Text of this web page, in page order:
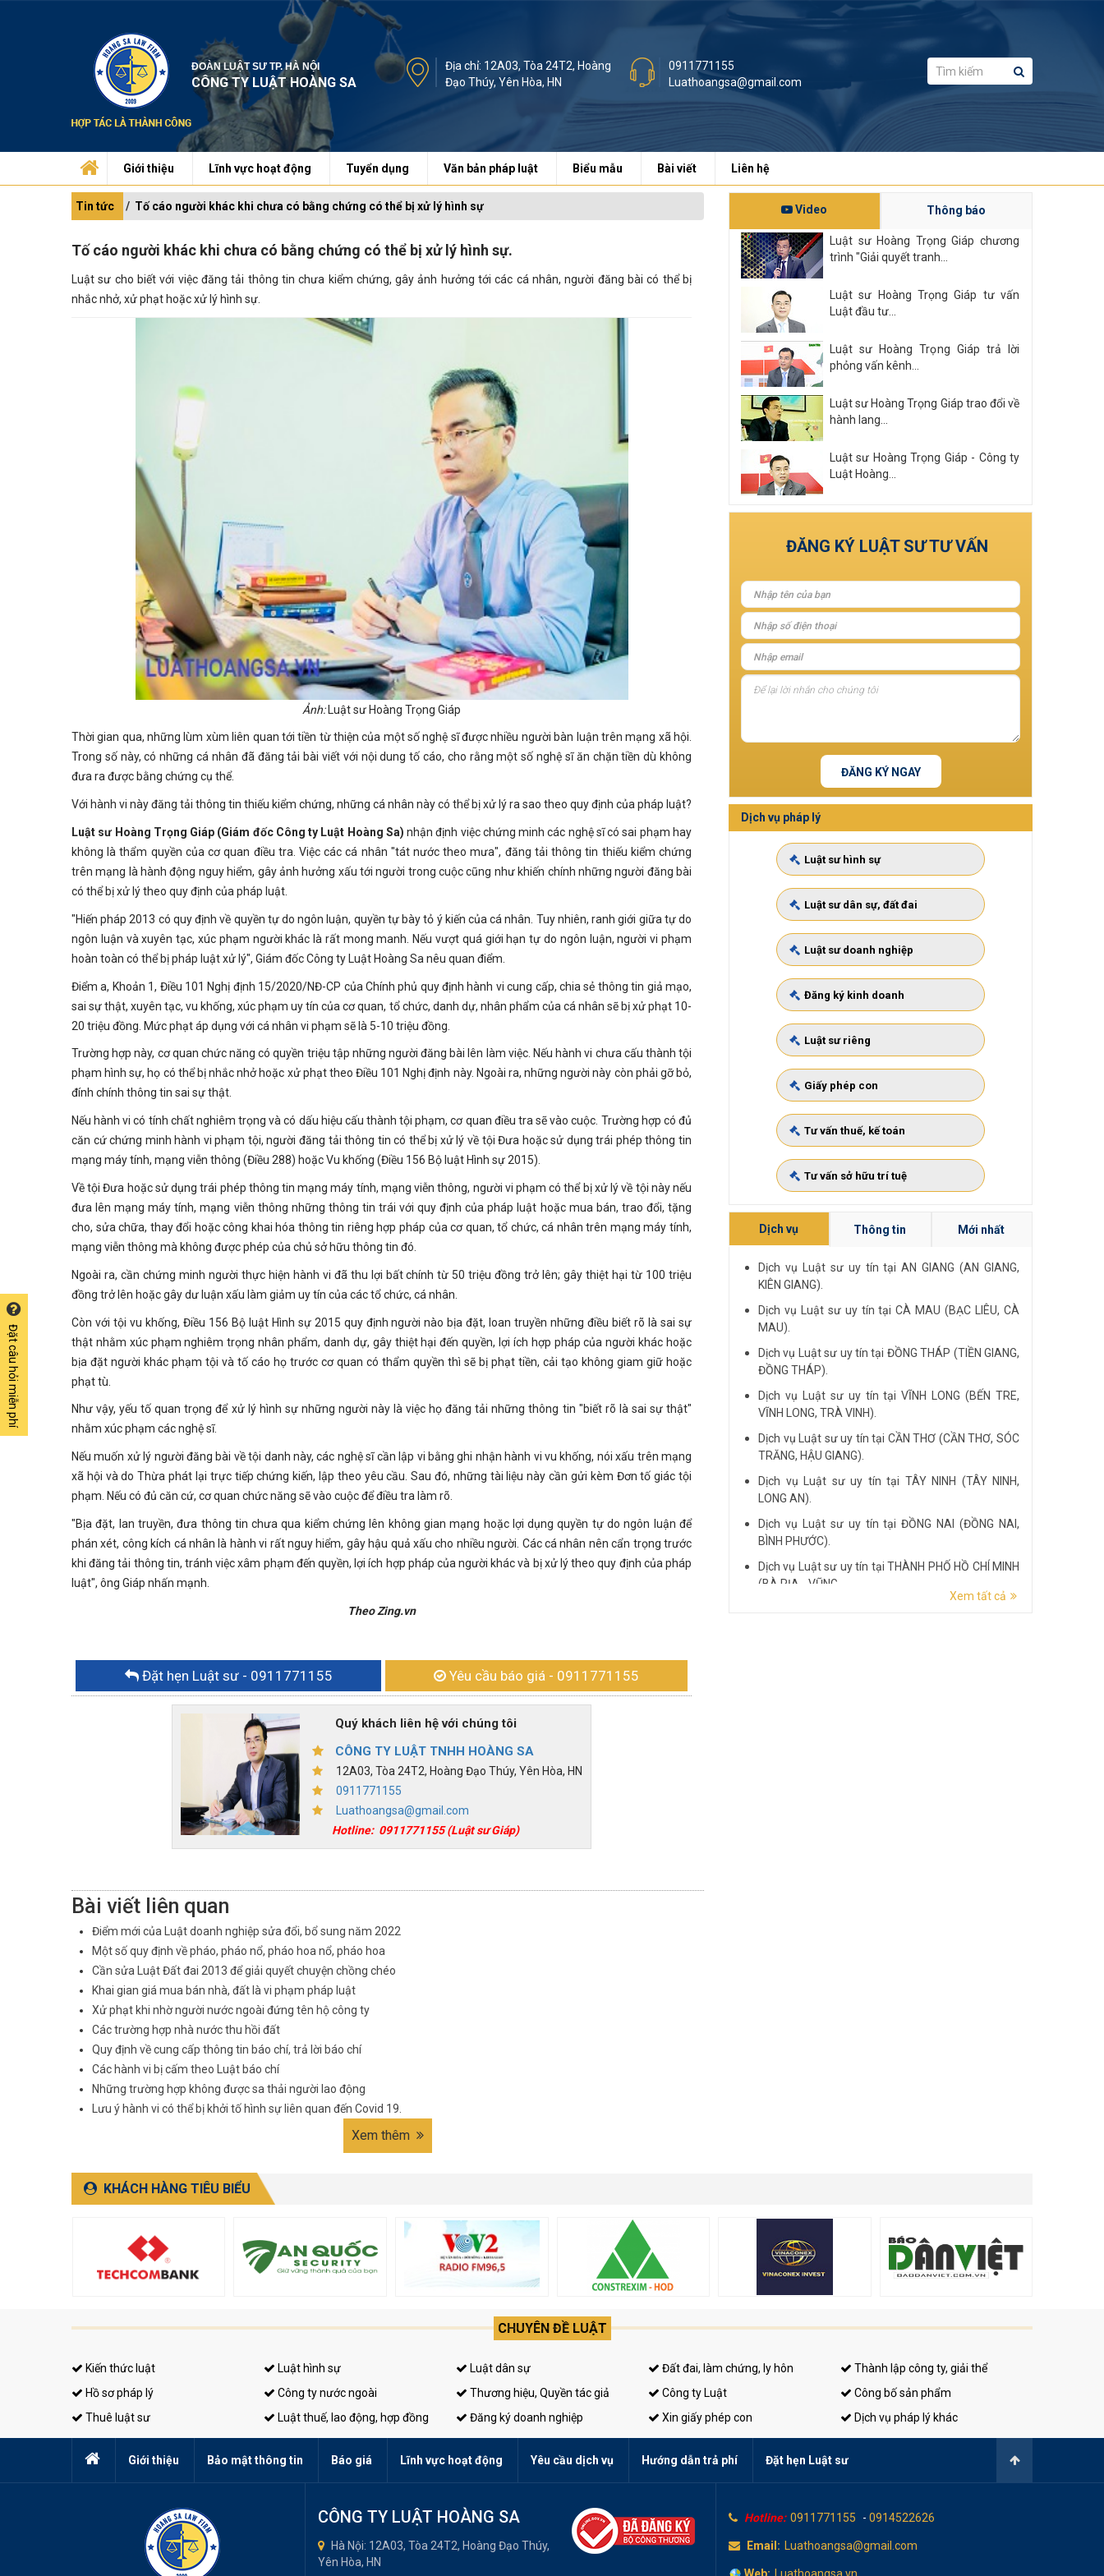
ĐOÀN LUẬT SƯ TP. HÀ NỘI
CÔNG TY LUẬT HOÀNG SA
Địa chỉ: 12A03, Tòa 24T2, Hoàng
Đạo Thúy, Yên Hòa, HN
0911771155
Luathoangsa@gmail.com
Giới thiệu Lĩnh vực hoạt động Tuyển dụng Văn bản pháp luật Biểu mẫu Bài viết Liên hệ
Tin tức Tố cáo người khác khi chưa có bằng chứng có thể bị xử lý hình sự
Tố cáo người khác khi chưa có bằng chứng có thể bị xử lý hình sự.
Luật sư cho biết với việc đăng tải thông tin chưa kiểm chứng, gây ảnh hưởng tới các cá nhân, người đăng bài có thể bị
nhắc nhở, xử phạt hoặc xử lý hình sự.
Ảnh:Luật sư Hoàng Trọng Giáp
Thời gian qua, những lùm xùm liên quan tới tiền từ thiện của một số nghệ sĩ được nhiều người bàn luận trên mạng xã hội.
Trong số này, có những cá nhân đã đăng tải bài viết với nội dung tố cáo, cho rằng một số nghệ sĩ ăn chặn tiền dù không
đưa ra được bằng chứng cụ thể.
Với hành vi này đăng tải thông tin thiếu kiểm chứng, những cá nhân này có thể bị xử lý ra sao theo quy định của pháp luật?
Luật sư Hoàng Trọng Giáp (Giám đốc Công ty Luật Hoàng Sa) nhận định việc chứng minh các nghệ sĩ có sai phạm hay
không là thẩm quyền của cơ quan điều tra. Việc các cá nhân "tát nước theo mưa", đăng tải thông tin thiếu kiểm chứng
trên mạng là hành động nguy hiểm, gây ảnh hưởng xấu tới người trong cuộc cũng như khiến chính những người đăng bài
có thể bị xử lý theo quy định của pháp luật.
"Hiến pháp 2013 có quy định về quyền tự do ngôn luận, quyền tự bày tỏ ý kiến của cá nhân. Tuy nhiên, ranh giới giữa tự do
ngôn luận và xuyên tạc, xúc phạm người khác là rất mong manh. Nếu vượt quá giới hạn tự do ngôn luận, người vi phạm
hoàn toàn có thể bị pháp luật xử lý", Giám đốc Công ty Luật Hoàng Sa nêu quan điểm.
Điểm a, Khoản 1, Điều 101 Nghị định 15/2020/NĐ-CP của Chính phủ quy định hành vi cung cấp, chia sẻ thông tin giả mạo,
sai sự thật, xuyên tạc, vu khống, xúc phạm uy tín của cơ quan, tổ chức, danh dự, nhân phẩm của cá nhân sẽ bị xử phạt 10-
20 triệu đồng. Mức phạt áp dụng với cá nhân vi phạm sẽ là 5-10 triệu đồng.
Trường hợp này, cơ quan chức năng có quyền triệu tập những người đăng bài lên làm việc. Nếu hành vi chưa cấu thành tội
phạm hình sự, họ có thể bị nhắc nhở hoặc xử phạt theo Điều 101 Nghị định này. Ngoài ra, những người này còn phải gỡ bỏ,
đính chính thông tin sai sự thật.
Nếu hành vi có tính chất nghiêm trọng và có dấu hiệu cấu thành tội phạm, cơ quan điều tra sẽ vào cuộc. Trường hợp có đủ
căn cứ chứng minh hành vi phạm tội, người đăng tải thông tin có thể bị xử lý về tội Đưa hoặc sử dụng trái phép thông tin
mạng máy tính, mạng viễn thông (Điều 288) hoặc Vu khống (Điều 156 Bộ luật Hình sự 2015).
Về tội Đưa hoặc sử dụng trái phép thông tin mạng máy tính, mạng viễn thông, người vi phạm có thể bị xử lý về tội này nếu
đưa lên mạng máy tính, mạng viễn thông những thông tin trái với quy định của pháp luật hoặc mua bán, trao đổi, tặng
cho, sửa chữa, thay đổi hoặc công khai hóa thông tin riêng hợp pháp của cơ quan, tổ chức, cá nhân trên mạng máy tính,
mạng viễn thông mà không được phép của chủ sở hữu thông tin đó.
Ngoài ra, cần chứng minh người thực hiện hành vi đã thu lợi bất chính từ 50 triệu đồng trở lên; gây thiệt hại từ 100 triệu
đồng trở lên hoặc gây dư luận xấu làm giảm uy tín của các tổ chức, cá nhân.
Còn với tội vu khống, Điều 156 Bộ luật Hình sự 2015 quy định người nào bịa đặt, loan truyền những điều biết rõ là sai sự
thật nhằm xúc phạm nghiêm trọng nhân phẩm, danh dự, gây thiệt hại đến quyền, lợi ích hợp pháp của người khác hoặc
bịa đặt người khác phạm tội và tố cáo họ trước cơ quan có thẩm quyền thì sẽ bị phạt tiền, cải tạo không giam giữ hoặc
phạt tù.
Như vậy, yếu tố quan trọng để xử lý hình sự những người này là việc họ đăng tải những thông tin "biết rõ là sai sự thật"
nhằm xúc phạm các nghệ sĩ.
Nếu muốn xử lý người đăng bài về tội danh này, các nghệ sĩ cần lập vi bằng ghi nhận hành vi vu khống, nói xấu trên mạng
xã hội và do Thừa phát lại trực tiếp chứng kiến, lập theo yêu cầu. Sau đó, những tài liệu này cần gửi kèm Đơn tố giác tội
phạm. Nếu có đủ căn cứ, cơ quan chức năng sẽ vào cuộc để điều tra làm rõ.
"Bịa đặt, lan truyền, đưa thông tin chưa qua kiểm chứng lên không gian mạng hoặc lợi dụng quyền tự do ngôn luận để
phán xét, công kích cá nhân là hành vi rất nguy hiểm, gây hậu quả xấu cho nhiều người. Các cá nhân nên cẩn trọng trước
khi đăng tải thông tin, tránh việc xâm phạm đến quyền, lợi ích hợp pháp của người khác và bị xử lý theo quy định của pháp
luật", ông Giáp nhấn mạnh.
Theo Zing.vn
Đặt hẹn Luật sư- 0911771155 Yêu cầu báo giá - 0911771155
Quý khách liên hệ với chúng tôi
CÔNG TY LUẬT TNHH HOÀNG SA
12A03, Tòa 24T2, Hoàng Đạo Thúy, Yên Hòa, HN
0911771155
Luathoangsa@gmail.com
Hotline: 0911771155(Luật sư Giáp)
Bài viết liên quan
Điểm mới của Luật doanh nghiệp sửa đổi, bổ sung năm 2022
Một số quy định về pháo, pháo nổ, pháo hoa nổ, pháo hoa
Cần sửa Luật Đất đai 2013 để giải quyết chuyện chồng chéo
Khai gian giá mua bán nhà, đất là vi phạm pháp luật
Xử phạt khi nhờ người nước ngoài đứng tên hộ công ty
Các trường hợp nhà nước thu hồi đất
Quy định về cung cấp thông tin báo chí, trả lời báo chí
Các hành vi bị cấm theo Luật báo chí
Những trường hợp không được sa thải người lao động
Lưu ý hành vi có thể bị khởi tố hình sự liên quan đến Covid 19.
Xem thêm
Video Thông báo
Luật sư Hoàng Trọng Giáp chương
trình "Giải quyết tranh...
Luật sư Hoàng Trọng Giáp tư vấn
Luật đầu tư...
Luật sư Hoàng Trọng Giáp trả lời
phỏng vấn kênh...
Luật sư Hoàng Trọng Giáp trao đổi về
hành lang...
Luật sư Hoàng Trọng Giáp - Công ty
Luật Hoàng...
Xem tất cả
ĐĂNG KÝ LUẬT SƯ TƯ VẤN
ĐĂNG KÝ NGAY
Dịch vụ pháp lý
Luật sư hình sự
Luật sư dân sự, đất đai
Luật sư doanh nghiệp
Đăng ký kinh doanh
Luật sư riêng
Giấy phép con
Tư vấn thuế, kế toán
Tư vấn sở hữu trí tuệ
Dịch vụ Thông tin Mới nhất
Dịch vụ Luật sư uy tín tại AN GIANG (AN GIANG,
KIÊN GIANG).
Dịch vụ Luật sư uy tín tại CÀ MAU (BẠC LIÊU, CÀ
MAU).
Dịch vụ Luật sư uy tín tại ĐỒNG THÁP (TIỀN GIANG,
ĐỒNG THÁP).
Dịch vụ Luật sư uy tín tại VĨNH LONG (BẾN TRE,
VĨNH LONG, TRÀ VINH).
Dịch vụ Luật sư uy tín tại CẦN THƠ (CẦN THƠ, SÓC
TRĂNG, HẬU GIANG).
Dịch vụ Luật sư uy tín tại TÂY NINH (TÂY NINH,
LONG AN).
Dịch vụ Luật sư uy tín tại ĐỒNG NAI (ĐỒNG NAI,
BÌNH PHƯỚC).
Dịch vụ Luật sư uy tín tại THÀNH PHỐ HỒ CHÍ MINH
(BÀ RỊA - VŨNG...
Xem tất cả
KHÁCH HÀNG TIÊU BIỂU
CHUYÊN ĐỀ LUẬT
Kiến thức luật Luật hình sự Luật dân sự Đất đai, làm chứng, ly hôn
Thành lập công ty, giải thể
Hồ sơ pháp lý
Công ty nước ngoài Thương hiệu, Quyền tác giả Công ty Luật
Công bố sản phẩm
Thuê luật sư
Luật thuế, lao động, hợp đồng Đăng ký doanh nghiệp Xin giấy phép con Dịch vụ pháp lý khác
Đặt câu hỏi miễn phí
Giới thiệu Bảo mật thông tin Báo giá Lĩnh vực hoạt động Yêu cầu dịch vụ Hướng dẫn trả phí Đặt hẹn Luật sư
CÔNG TY LUẬT HOÀNG SA
Hà Nội: 12A03, Tòa 24T2, Hoàng Đạo Thúy,
Yên Hòa, HN
Hotline: 0911771155 - 0914522626
Email: Luathoangsa@gmail.com